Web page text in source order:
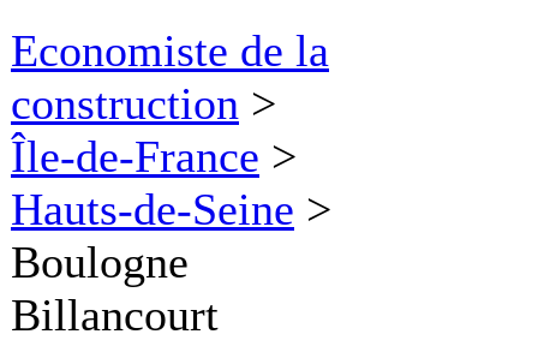
Economiste de la
construction >
Île-de-France >
Hauts-de-Seine >
Boulogne
Billancourt